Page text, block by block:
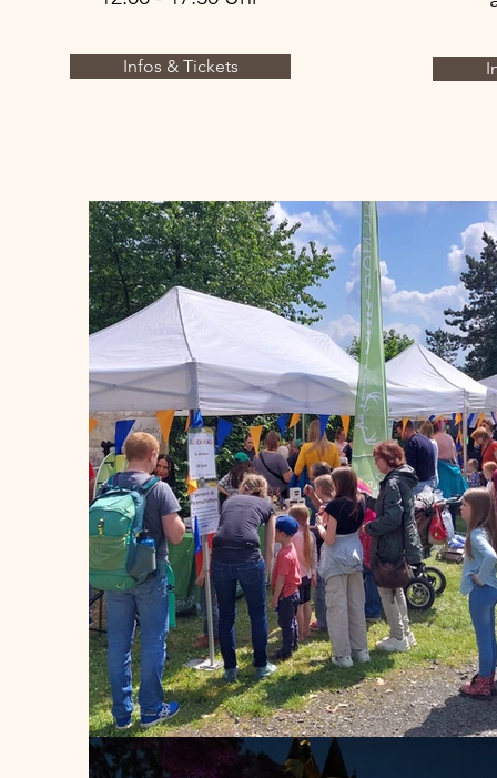
Infos & Tickets